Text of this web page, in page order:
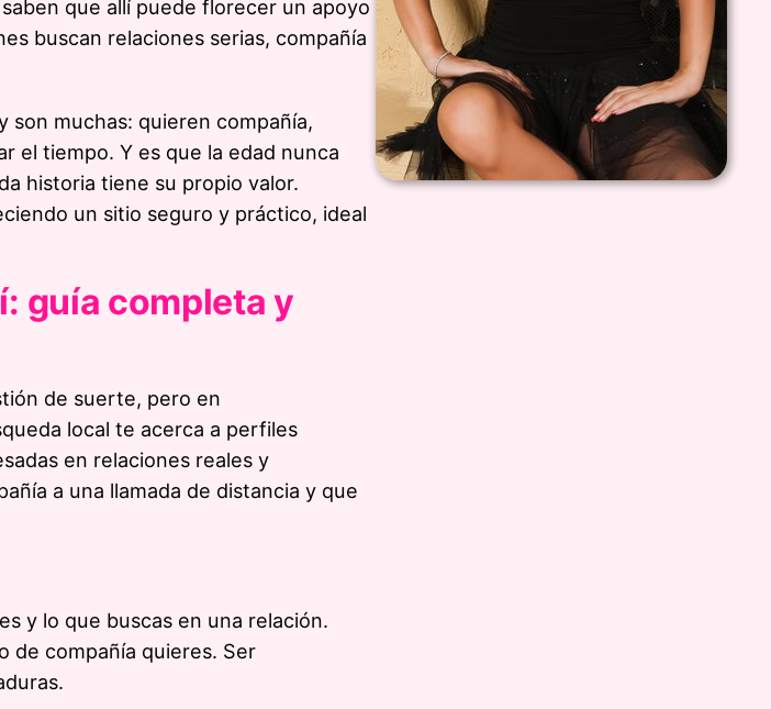
que allí puede florecer un apoyo
buscan relaciones serias, compañía
son muchas: quieren compañía,
el tiempo. Y es que la edad nunca
historia tiene su propio valor.
un sitio seguro y práctico, ideal
guía completa y
de suerte, pero en
local te acerca a perfiles
en relaciones reales y
a una llamada de distancia y que
y lo que buscas en una relación.
de compañía quieres. Ser